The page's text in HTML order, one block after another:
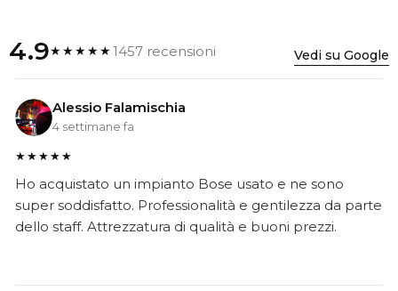
4.9★★★★★1457 recensioni Vedi su Google
Alessio Falamischia
4 settimane fa
★★★★★
Ho acquistato un impianto Bose usato e ne sono
super soddisfatto. Professionalità e gentilezza da parte
dello staff. Attrezzatura di qualità e buoni prezzi.